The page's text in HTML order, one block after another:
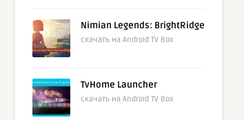
Nimian Legends: BrightRidge
скачать на Android TV Box
TvHome Launcher
скачать на Android TV Box